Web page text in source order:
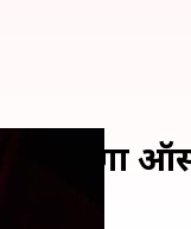
होगा